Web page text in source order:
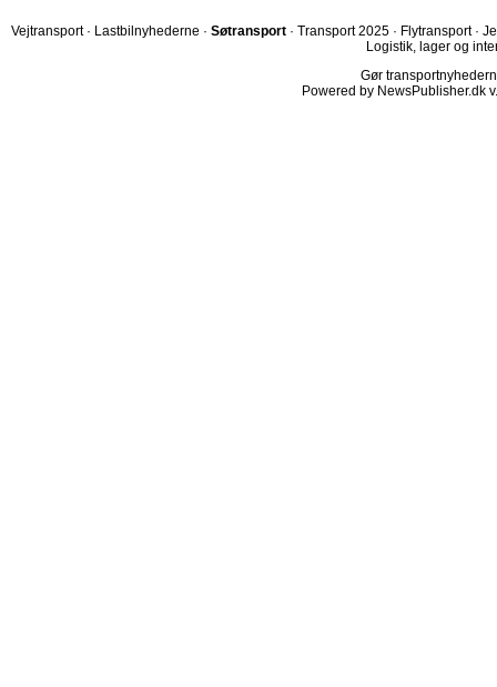
Vejtransport · Lastbilnyhederne · Søtransport · Transport 2025 · Flytransport ·
Logistik, lager og
Gør
Powered by NewsPublisher.dk